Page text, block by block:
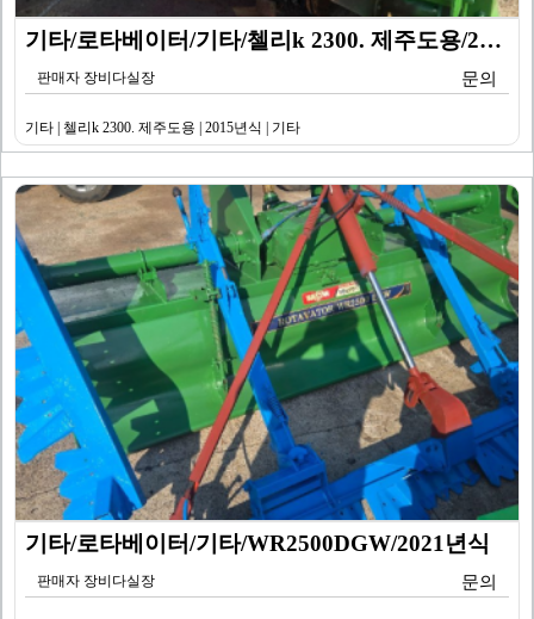
기타/로타베이터/기타/첼리k 2300. 제주도용/201…
판매자 장비다실장 문의
기타 | 첼리k 2300. 제주도용 | 2015년식 | 기타
기타/로타베이터/기타/WR2500DGW/2021년식
판매자 장비다실장 문의